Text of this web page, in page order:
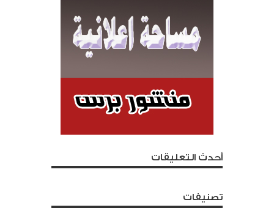
أحدث التعليقات
تصنيفات